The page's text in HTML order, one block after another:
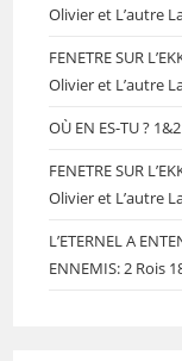
Olivier et L’autre
FENETRE SUR
Olivier et L’autre
OÙ EN ES-TU ? 1&2
FENETRE SUR
Olivier et L’autre
L’ETERNEL A
ENNEMIS: 2 Rois